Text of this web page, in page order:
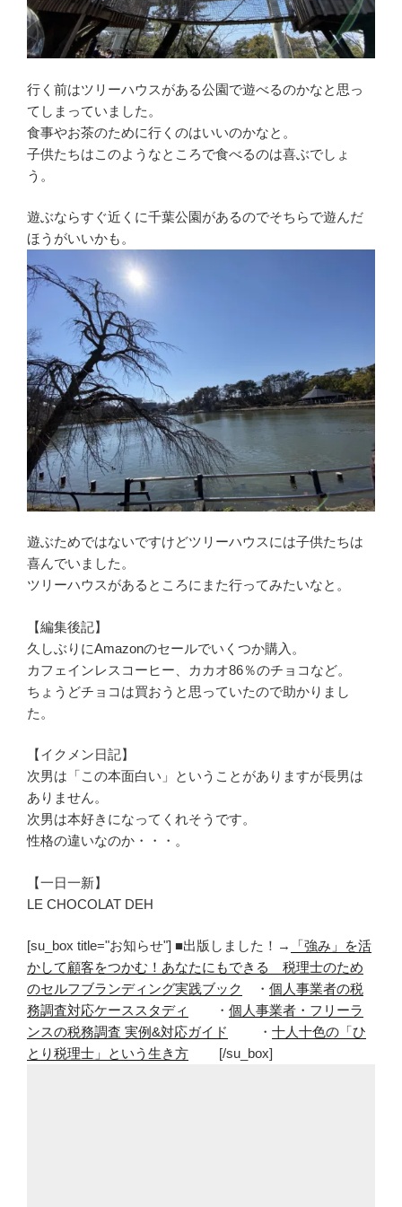
行く前はツリーハウスがある公園で遊べるのかなと思っ
てしまっていました。
食事やお茶のために行くのはいいのかなと。
子供たちはこのようなところで食べるのは喜ぶでしょ
う。
遊ぶならすぐ近くに千葉公園があるのでそちらで遊んだ
ほうがいいかも。
遊ぶためではないですけどツリーハウスには子供たちは
喜んでいました。
ツリーハウスがあるところにまた行ってみたいなと。
【編集後記】
久しぶりにAmazonのセールでいくつか購入。
カフェインレスコーヒー、カカオ86％のチョコなど。
ちょうどチョコは買おうと思っていたので助かりまし
た。
【イクメン日記】
次男は「この本面白い」ということがありますが長男は
ありません。
次男は本好きになってくれそうです。
性格の違いなのか・・・。
【一日一新】
LE CHOCOLAT DEH
[su_box title="お知らせ"] ■出版しました！→
「強み」を活
かして顧客をつかむ！あなたにもできる 税理士のため
のセルフブランディング実践ブック
・ 個人事業者の税
務調査対応ケーススタディ
・ 個人事業者・フリーラ
ンスの税務調査 実例&対応ガイド
・ 十人十色の「ひ
とり税理士」という生き方 [/su_box]